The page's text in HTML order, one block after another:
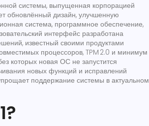
системы, выпущенная корпорацией
обновлённый дизайн, улучшенную
система, программное обеспечение,
интерфейс разработана
известный своими продуктами
процессоров, TPM 2.0 и минимум
которых новая ОС не запустится
новых функций и исправлений
поддержание системы в актуальном